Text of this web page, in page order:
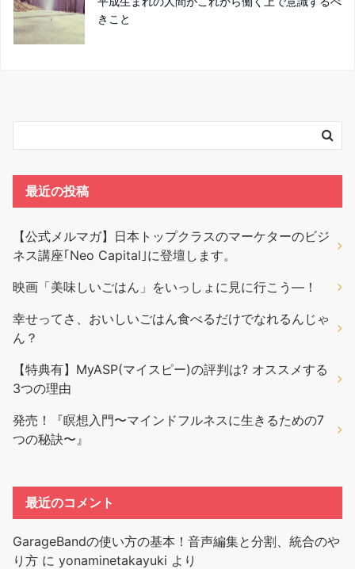
きこと
最近の投稿
【公式メルマガ】日本トップクラスのマーケターのビジ
ネス講座｢Neo Capital｣に登壇します。
映画「美味しいごはん」をいっしょに見に行こう―！
幸せってさ、おいしいごはん食べるだけでなれるんじゃ
ん？
【特典有】MyASP(マイスピー)の評判は? オススメする
3つの理由
発売！『瞑想入門〜マインドフルネスに生きるための7
つの秘訣〜』
最近のコメント
GarageBandの使い方の基本！音声編集と分割、統合のや
り方 に yonaminetakayuki より